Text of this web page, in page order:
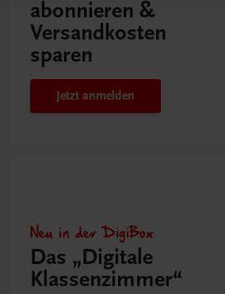
abonnieren &
Versandkosten
sparen
Jetzt anmelden
Neu in der DigiBox
Das „Digitale
Klassenzimmer“